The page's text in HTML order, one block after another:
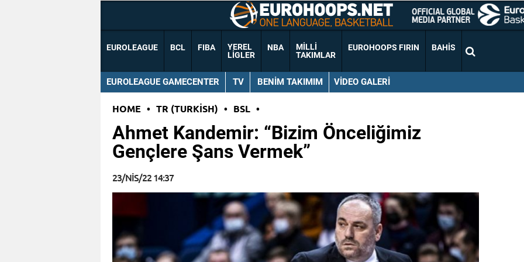
EUROLEAGUE BCL FIBA
YEREL
LIGLER
NBA
MILLI
TAKIMLAR
EUROHOOPS FIRIN BAHIS
EUROLEAGUE GAMECENTER TV BENIM TAKIMIM VIDEO GALERI
HOME • TR (TURKISH) • BSL •
Ahmet Kandemir: “Bizim Önceliğimiz
Gençlere Şans Vermek”
23/NIS/22 14:37